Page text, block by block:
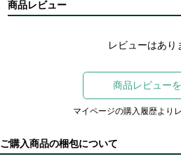
商品レビュー
レビューはあり
商品レビューを
マイページの購入履歴より
ご購入商品の梱包について